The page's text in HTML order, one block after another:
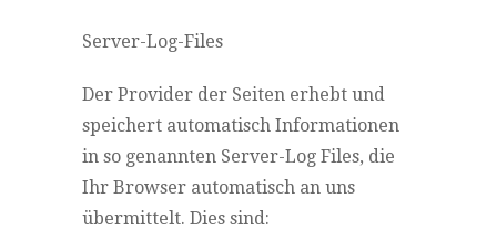
Server-Log-Files
Der Provider der Seiten erhebt und
speichert automatisch Informationen
in so genannten Server-Log Files, die
Ihr Browser automatisch an uns
übermittelt. Dies sind: